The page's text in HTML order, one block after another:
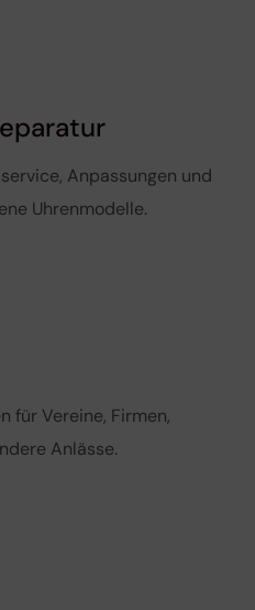
Anpassungen und
Uhrenmodelle.
für Vereine, Firmen,
Anlässe.